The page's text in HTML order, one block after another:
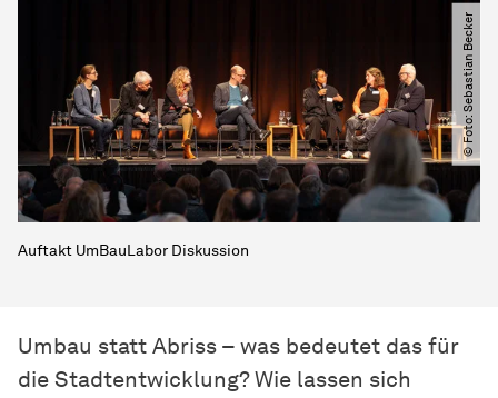
© Foto: Sebastian Becker
Auftakt UmBauLabor Diskussion
Umbau statt Abriss – was bedeutet das für
die Stadtentwicklung? Wie lassen sich